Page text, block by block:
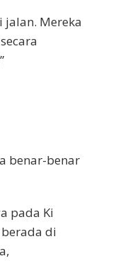
Mereka
benar-benar
pada Ki
di